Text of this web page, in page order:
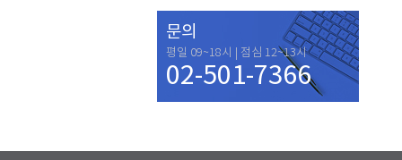
문의
평일 09~18시 | 점심 12~13시
02-501-7366